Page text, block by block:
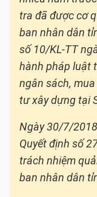
tra đã được cơ
ban nhân dân
số 10/KL-TT
hành pháp luật
ngân sách,
tư xây dựng tại
Ngày 30/7/
Quyết định số
trách nhiệm
ban nhân dân